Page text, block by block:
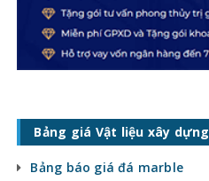
Bảng giá Vật liệu xây dựng
Bảng báo giá đá marble